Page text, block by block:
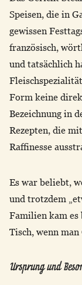
Speisen, die in
gewissen
französisch,
und tatsächlich
Form keine
Bezeichnung in
Rezepten, die
Raffinesse
Es war beliebt,
und trotzdem
Familien kam es
Tisch, wenn
Ursprung und